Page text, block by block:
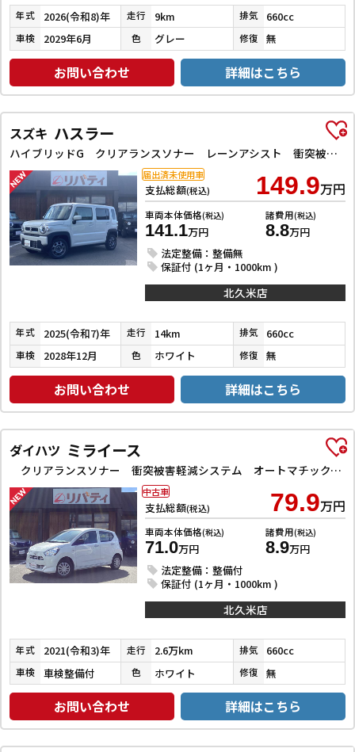
年式 2026(令和8)年 走行 9km 排気 660cc
車検 2029年6月 色 グレー 修復 無
お問い合わせ 詳細はこちら
スズキ ハスラー
ハイブリッドG クリアランスソナー レーンアシスト 衝突被害軽減システム オートライト スマートキー アイドリングストップ 電動格納ミラー シートヒーター CVT ESC エアコン パワーウィンドウ
支払総額(税込) 149.9万円
車両本体価格(税込)
141.1万円
諸費用(税込)
8.8万円
法定整備：整備無
保証付 (1ヶ月・1000km )
届出済未使用車
北久米店
年式 2025(令和7)年 走行 14km 排気 660cc
車検 2028年12月 色 ホワイト 修復 無
お問い合わせ 詳細はこちら
ダイハツ ミライース
クリアランスソナー 衝突被害軽減システム オートマチックハイビーム オートライト アイドリングストップ CVT ESC CD ミュージックプレイヤー接続可 エアコン パワーステアリング
支払総額(税込) 79.9万円
車両本体価格(税込)
71.0万円
諸費用(税込)
8.9万円
法定整備：整備付
保証付 (1ヶ月・1000km )
中古車
北久米店
年式 2021(令和3)年 走行 2.6万km 排気 660cc
車検 車検整備付 色 ホワイト 修復 無
お問い合わせ 詳細はこちら